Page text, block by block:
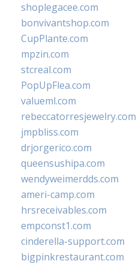
shoplegacee.com
bonvivantshop.com
CupPlante.com
mpzin.com
stcreal.com
PopUpFlea.com
valueml.com
rebeccatorresjewelry.com
jmpbliss.com
drjorgerico.com
queensushipa.com
wendyweimerdds.com
ameri-camp.com
hrsreceivables.com
empconst1.com
cinderella-support.com
bigpinkrestaurant.com